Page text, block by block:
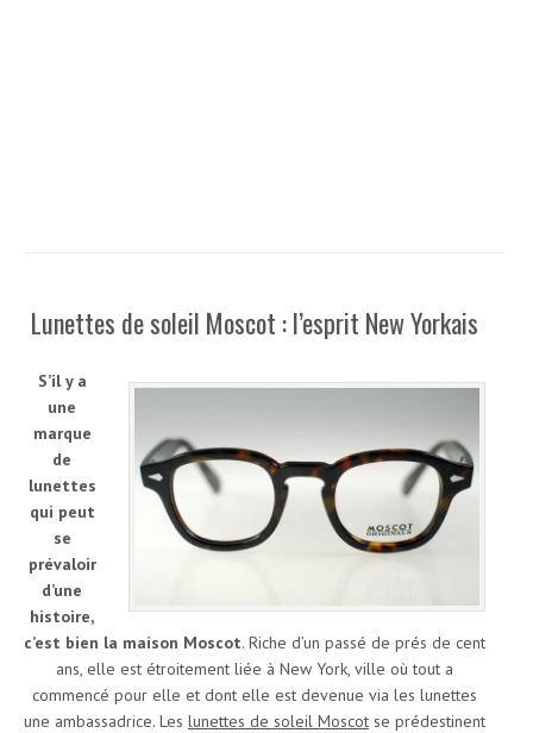
Lunettes de soleil Moscot : l’esprit New Yorkais
S’il y a
une
marque
de
lunettes
qui peut
se
prévaloir
d’une
histoire,
c’est bien la maison Moscot. Riche d’un passé de prés de cent
ans, elle est étroitement liée à New York, ville où tout a
commencé pour elle et dont elle est devenue via les lunettes
une ambassadrice. Les lunettes de soleil Moscot se prédestinent